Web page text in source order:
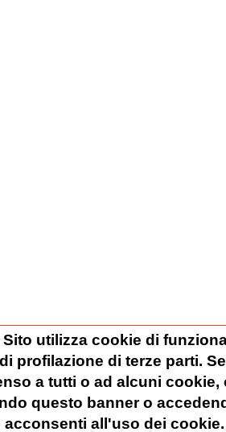
Sito utilizza cookie di
profilazione di terze parti.
a tutti o ad alcuni
questo banner o
acconsenti all'uso dei cookie.